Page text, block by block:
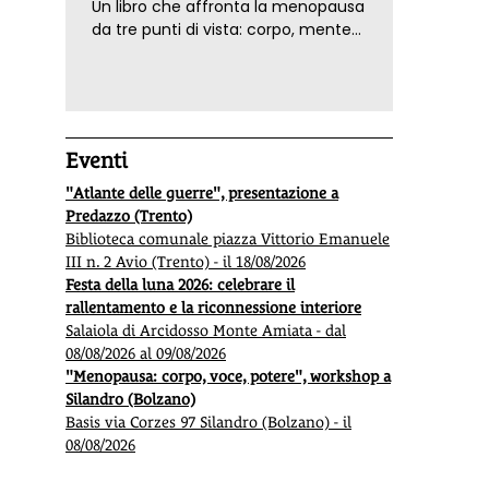
Un libro che affronta la menopausa
da tre punti di vista: corpo, mente
Eventi
"Atlante delle guerre", presentazione a
Predazzo (Trento)
Biblioteca comunale piazza Vittorio Emanuele
III n. 2 Avio (Trento) - il 18/08/2026
Festa della luna 2026: celebrare il
rallentamento e la riconnessione interiore
Salaiola di Arcidosso Monte Amiata - dal
08/08/2026 al 09/08/2026
"Menopausa: corpo, voce, potere", workshop a
Silandro (Bolzano)
Basis via Corzes 97 Silandro (Bolzano) - il
08/08/2026